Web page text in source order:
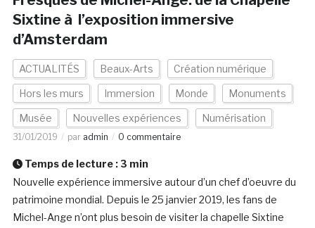
Sixtine à l’exposition immersive
d’Amsterdam
ACTUALITÉS Beaux-Arts Création numérique
Hors les murs Immersion Monde Monuments
Musée Nouvelles expériences Numérisation
31/01/2019 par admin 0 commentaire
Temps de lecture : 3 min
Nouvelle expérience immersive autour d’un chef d’oeuvre du
patrimoine mondial. Depuis le 25 janvier 2019, les fans de
Michel-Ange n’ont plus besoin de visiter la chapelle Sixtine